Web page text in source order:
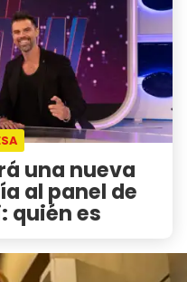
una nueva
al panel de
quién es